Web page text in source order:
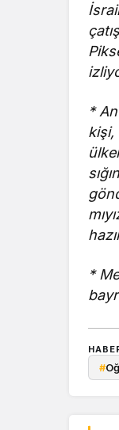
*
kişi,
*
#